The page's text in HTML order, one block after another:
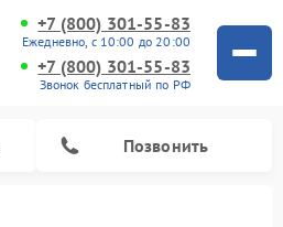
+7 (800) 301-55-83
Ежедневно, с 10:00 до 20:00
+7 (800) 301-55-83
Звонок бесплатный по РФ
Позвонить